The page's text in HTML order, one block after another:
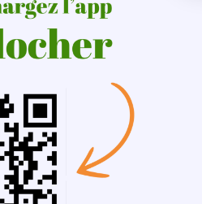
nature, à lui-même, à son frère pour
sermon sur la montagne pour
à la sobriété pour vivre une